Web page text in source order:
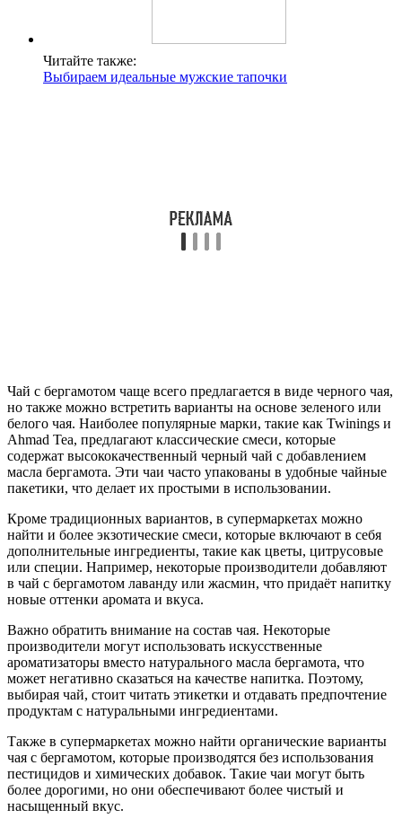
Читайте также:
Выбираем идеальные мужские тапочки
Чай с бергамотом чаще всего предлагается в виде черного чая,
но также можно встретить варианты на основе зеленого или
белого чая. Наиболее популярные марки, такие как Twinings и
Ahmad Tea, предлагают классические смеси, которые
содержат высококачественный черный чай с добавлением
масла бергамота. Эти чаи часто упакованы в удобные чайные
пакетики, что делает их простыми в использовании.
Кроме традиционных вариантов, в супермаркетах можно
найти и более экзотические смеси, которые включают в себя
дополнительные ингредиенты, такие как цветы, цитрусовые
или специи. Например, некоторые производители добавляют
в чай с бергамотом лаванду или жасмин, что придаёт напитку
новые оттенки аромата и вкуса.
Важно обратить внимание на состав чая. Некоторые
производители могут использовать искусственные
ароматизаторы вместо натурального масла бергамота, что
может негативно сказаться на качестве напитка. Поэтому,
выбирая чай, стоит читать этикетки и отдавать предпочтение
продуктам с натуральными ингредиентами.
Также в супермаркетах можно найти органические варианты
чая с бергамотом, которые производятся без использования
пестицидов и химических добавок. Такие чаи могут быть
более дорогими, но они обеспечивают более чистый и
насыщенный вкус.